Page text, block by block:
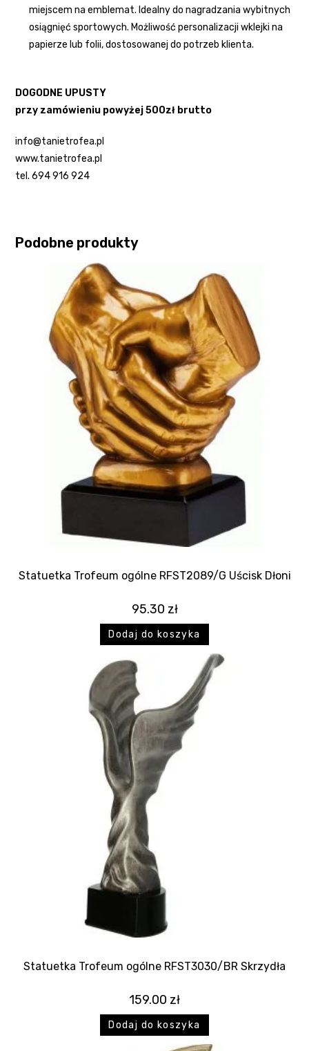
miejscem na emblemat. Idealny do nagradzania wybitnych
osiągnięć sportowych. Możliwość personalizacji wklejki na
papierze lub folii, dostosowanej do potrzeb klienta.
DOGODNE UPUSTY
przy zamówieniu powyżej 500zł brutto
info@tanietrofea.pl
www.tanietrofea.pl
tel. 694 916 924
Podobne produkty
Statuetka Trofeum ogólne RFST2089/G Uścisk Dłoni
95.30 zł
Dodaj do koszyka
Statuetka Trofeum ogólne RFST3030/BR Skrzydła
159.00 zł
Dodaj do koszyka